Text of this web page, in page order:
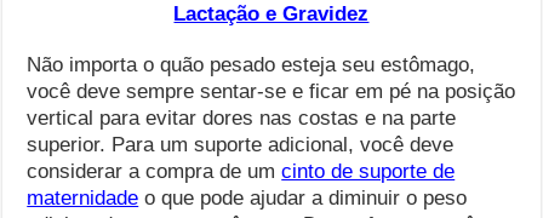
Lactação e Gravidez
Não importa o quão pesado esteja seu estômago,
você deve sempre sentar-se e ficar em pé na posição
vertical para evitar dores nas costas e na parte
superior. Para um suporte adicional, você deve
considerar a compra de umcinto de suporte de
maternidade o que pode ajudar a diminuir o peso